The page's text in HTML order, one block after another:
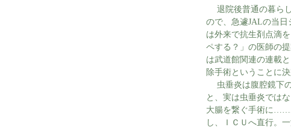
退院後普通の暮らし
ので、急遽JALの当
は外来で抗生剤点滴
ペする？」の医師の
は武道館関連の連載
除手術ということに
虫垂炎は腹腔鏡下の
と、実は虫垂炎では
大腸を繋ぐ手術に……
し、ＩＣＵへ直行。